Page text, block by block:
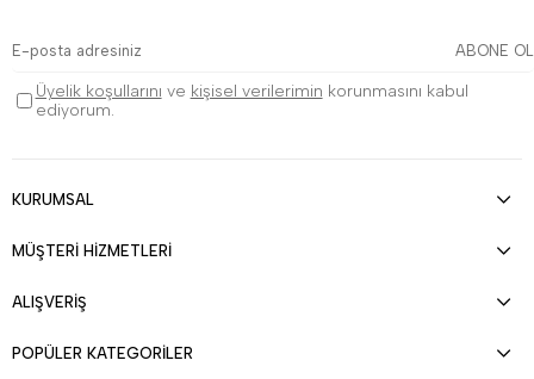
ABONE OL
Üyelik koşullarını ve kişisel verilerimin korunmasını kabul
ediyorum.
KURUMSAL
MÜŞTERİ HİZMETLERİ
ALIŞVERİŞ
POPÜLER KATEGORİLER